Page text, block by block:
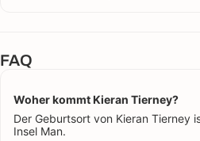
FAQ
Woher kommt Kieran Tierney?
Der Geburtsort von Kieran Tierney
Insel Man.